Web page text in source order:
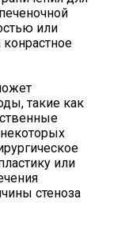
или
конрастное
такие как
или
стеноза